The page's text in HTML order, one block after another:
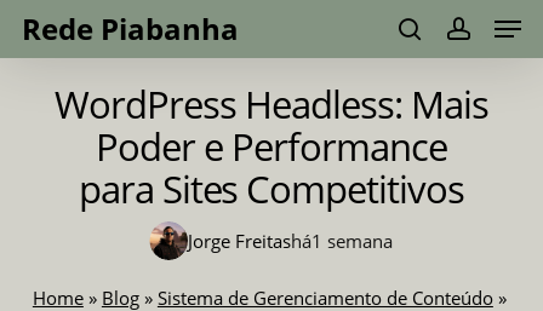
Skip
content
Rede Piabanha
searchaccount
WordPress Headless: Mais
Poder e Performance
para Sites Competitivos
Jorge Freitashá1 semana
Home» Blog» Sistema de Gerenciamento de Conteúdo»
Menu